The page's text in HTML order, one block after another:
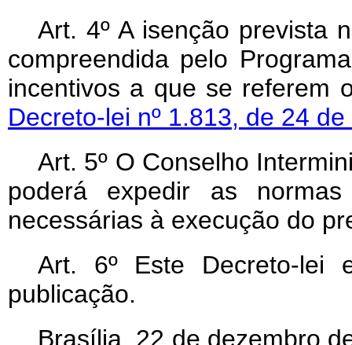
Art. 4º A isenção prevista
compreendida pelo
incentivos a que se referem
Decreto-lei nº 1.813, de 24
Art. 5º O Conselho
poderá expedir as
necessárias à execução do
Art. 6º Este Decreto-
publicação.
Brasília, 22 de dezembro